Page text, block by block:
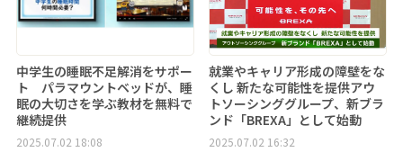
中学生の睡眠不足解消をサポー
ト パラマウントベッドが、睡
眠の大切さを学ぶ教材を無料で
継続提供
2025.07.02 18:08
就業やキャリア形成の障壁をな
くし 新たな可能性を提供アウ
トソーシンググループ、新ブラ
ンド「BREXA」として始動
2025.07.02 16:32